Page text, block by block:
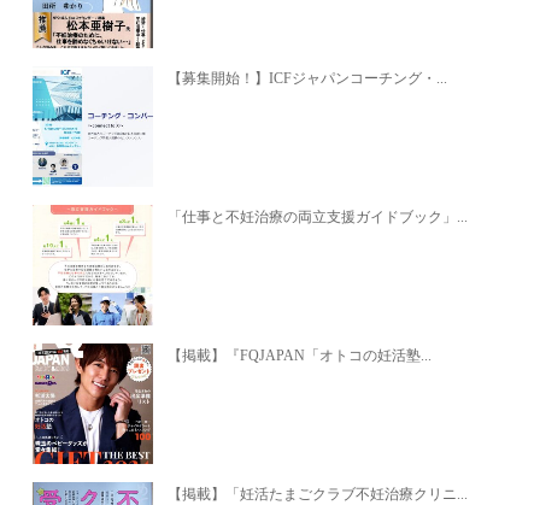
【募集開始！】ICFジャパンコーチング・...
「仕事と不妊治療の両立支援ガイドブック」...
【掲載】『FQJAPAN「オトコの妊活塾...
【掲載】「妊活たまごクラブ不妊治療クリニ...